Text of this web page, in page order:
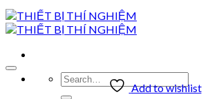
Search
for:
Add to wishlist